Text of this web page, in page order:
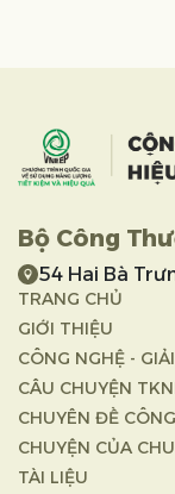
Bộ Công
54 Hai Bà
TRANG CHỦ
GIỚI THIỆU
CÔNG NGHỆ -
CÂU CHUYỆN
CHUYÊN ĐỀ
CHUYỆN CỦA
TÀI LIỆU